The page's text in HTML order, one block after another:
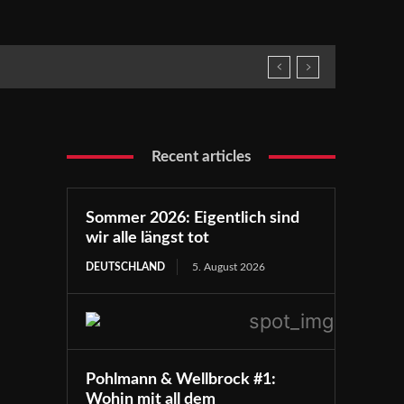
Recent articles
Sommer 2026: Eigentlich sind
wir alle längst tot
DEUTSCHLAND 5. August 2026
Pohlmann & Wellbrock #1:
Wohin mit all dem